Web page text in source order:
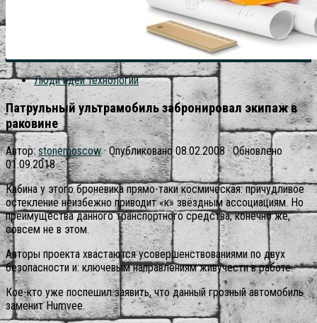
Люди идеи технологии
Патрульный ультрамобиль забронировал экипаж в
раковине
Автор:stonemoscow · Опубликовано08.02.2008 · Обновлено
01.09.2018
Кабина у этого броневика прямо-таки космическая: причудливое
остекление неизбежно приводит «к» звёздным ассоциациям. Но
преимущества данного транспортного средства, конечно же,
совсем не в этом.
Авторы проекта хвастаются усовершенствованиями по двух
безопасности и: ключевым направлениям живучести в работе.
Кое-кто уже поспешил заявить, что данный грозный автомобиль
заменит Humvee.